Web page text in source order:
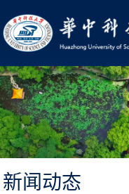
新闻动态